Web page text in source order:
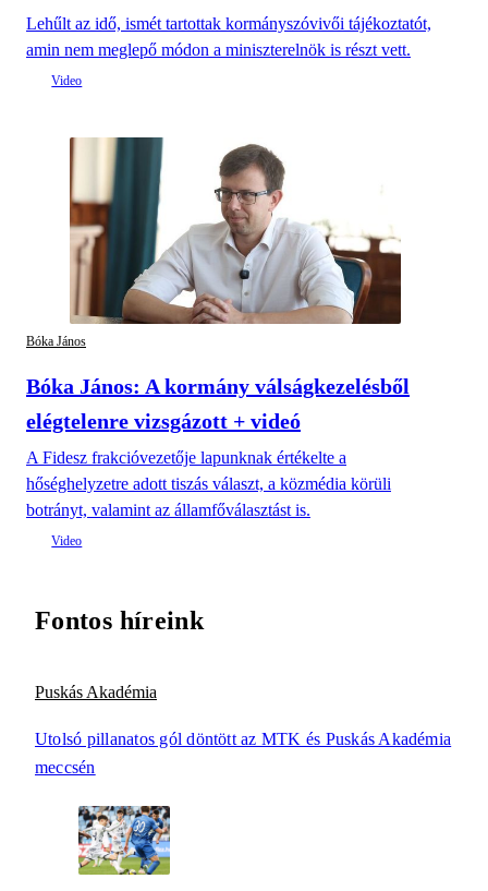
Lehűlt az idő, ismét tartottak kormányszóvivői tájékoztatót,
amin nem meglepő módon a miniszterelnök is részt vett.
Bóka János
Bóka János: A kormány válságkezelésből
elégtelenre vizsgázott + videó
A Fidesz frakcióvezetője lapunknak értékelte a
hőséghelyzetre adott tiszás választ, a közmédia körüli
botrányt, valamint az államfőválasztást is.
Fontos híreink
Puskás Akadémia
Utolsó pillanatos gól döntött az MTK és Puskás Akadémia
meccsén